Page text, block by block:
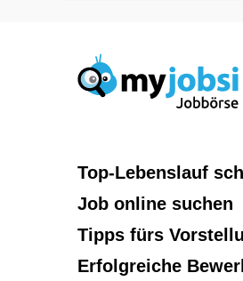
Top-Lebenslauf
Job online suchen
Tipps fürs
Erfolgreiche